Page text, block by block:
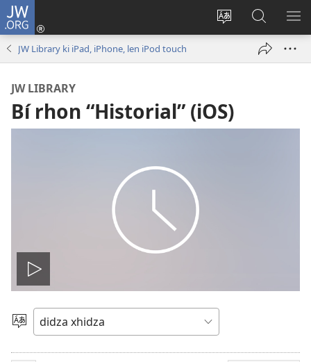
JW.ORG
Botza
Ga
solho
ventana)
Beguilaj
ní
JW.ORG
JW Library ki iPad, iPhone, len iPod touch
JW LIBRARY
Bí rhon “Historial” (iOS)
Reproducir
video
Gleaj
didza